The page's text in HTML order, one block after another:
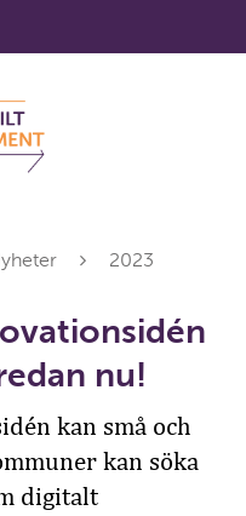
2023
nu!
kan små och
kan söka
digitalt